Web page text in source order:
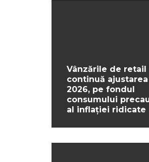
Vânzările de retail
continuă
2026, pe fondul
consumului
al inflației ridicate